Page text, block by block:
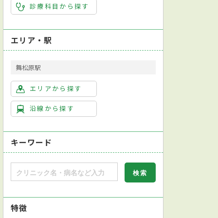
診療科目から探す
エリア・駅
舞松原駅
エリアから探す
沿線から探す
キーワード
特徴